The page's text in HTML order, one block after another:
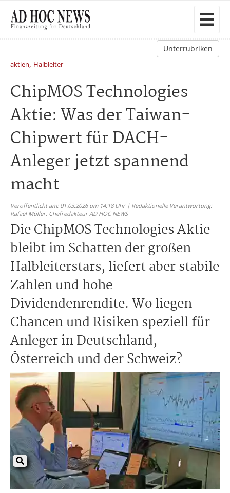
Unterrubriken
aktien, Halbleiter
ChipMOS Technologies
Aktie: Was der Taiwan-
Chipwert für DACH-
Anleger jetzt spannend
macht
Veröffentlicht am: 01.03.2026 um 14:18 Uhr | Redaktionelle Verantwortung:
Rafael Müller, Chefredakteur AD HOC NEWS
Die ChipMOS Technologies Aktie
bleibt im Schatten der großen
Halbleiterstars, liefert aber stabile
Zahlen und hohe
Dividendenrendite. Wo liegen
Chancen und Risiken speziell für
Anleger in Deutschland,
Österreich und der Schweiz?